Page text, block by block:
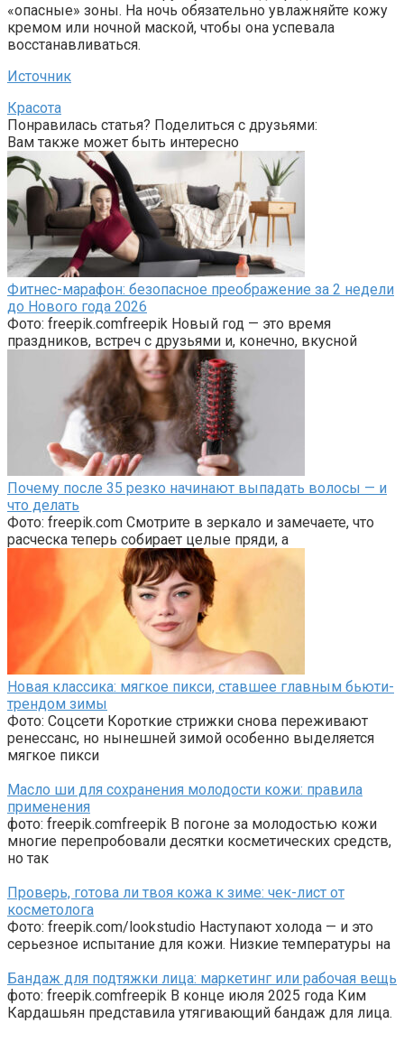
«опасные» зоны. На ночь обязательно увлажняйте кожу
кремом или ночной маской, чтобы она успевала
восстанавливаться.
Источник
Красота
Понравилась статья? Поделиться с друзьями:
Вам также может быть интересно
Фитнес-марафон: безопасное преображение за 2 недели
до Нового года 2026
Фото: freepik.comfreepik Новый год — это время
праздников, встреч с друзьями и, конечно, вкусной
Почему после 35 резко начинают выпадать волосы — и
что делать
Фото: freepik.com Смотрите в зеркало и замечаете, что
расческа теперь собирает целые пряди, а
Новая классика: мягкое пикси, ставшее главным бьюти-
трендом зимы
Фото: Соцсети Короткие стрижки снова переживают
ренессанс, но нынешней зимой особенно выделяется
мягкое пикси
Масло ши для сохранения молодости кожи: правила
применения
фото: freepik.comfreepik В погоне за молодостью кожи
многие перепробовали десятки косметических средств,
но так
Проверь, готова ли твоя кожа к зиме: чек-лист от
косметолога
Фото: freepik.com/lookstudio Наступают холода — и это
серьезное испытание для кожи. Низкие температуры на
Бандаж для подтяжки лица: маркетинг или рабочая вещь
фото: freepik.comfreepik В конце июля 2025 года Ким
Кардашьян представила утягивающий бандаж для лица.